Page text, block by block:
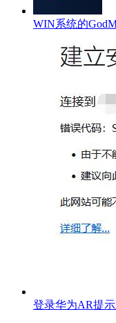
WIN系统的
登录华为AR提